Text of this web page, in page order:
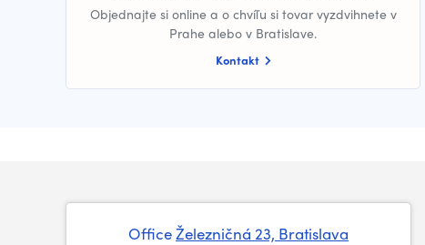
Objednajte si online a o chvíľu si tovar vyzdvihnete v
Prahe alebo v Bratislave.
Kontakt
OfficeŽelezničná 23, Bratislava